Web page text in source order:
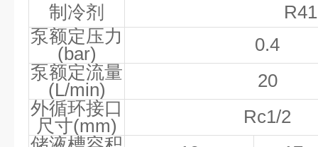
制冷剂
泵额定压力
(bar)
0.4
泵额定流量
(L/min)
20
外循环接口
尺寸(mm)
Rc1/2